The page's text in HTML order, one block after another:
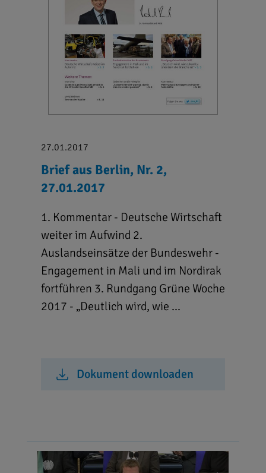
27.01.2017
Brief aus Berlin, Nr. 2,
27.01.2017
1. Kommentar - Deutsche Wirtschaft
weiter im Aufwind 2.
Auslandseinsätze der Bundeswehr -
Engagement in Mali und im Nordirak
fortführen 3. Rundgang Grüne Woche
2017 - „Deutlich wird, wie ...
Dokument downloaden